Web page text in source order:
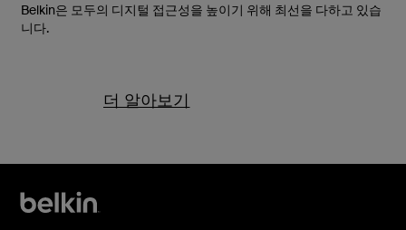
Belkin은 모두의 디지털 접근성을 높이기 위해 최선을 다하고 있습
니다.
더 알아보기